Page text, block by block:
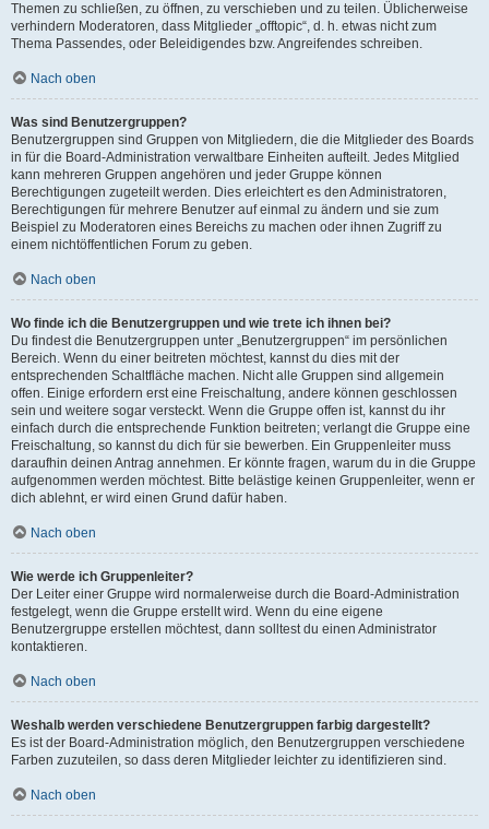
Themen zu schließen, zu öffnen, zu verschieben und zu teilen. Üblicherweise
verhindern Moderatoren, dass Mitglieder „offtopic“, d. h. etwas nicht zum
Thema Passendes, oder Beleidigendes bzw. Angreifendes schreiben.
Nach oben
Was sind Benutzergruppen?
Benutzergruppen sind Gruppen von Mitgliedern, die die Mitglieder des Boards
in für die Board-Administration verwaltbare Einheiten aufteilt. Jedes Mitglied
kann mehreren Gruppen angehören und jeder Gruppe können
Berechtigungen zugeteilt werden. Dies erleichtert es den Administratoren,
Berechtigungen für mehrere Benutzer auf einmal zu ändern und sie zum
Beispiel zu Moderatoren eines Bereichs zu machen oder ihnen Zugriff zu
einem nichtöffentlichen Forum zu geben.
Nach oben
Wo finde ich die Benutzergruppen und wie trete ich ihnen bei?
Du findest die Benutzergruppen unter „Benutzergruppen“ im persönlichen
Bereich. Wenn du einer beitreten möchtest, kannst du dies mit der
entsprechenden Schaltfläche machen. Nicht alle Gruppen sind allgemein
offen. Einige erfordern erst eine Freischaltung, andere können geschlossen
sein und weitere sogar versteckt. Wenn die Gruppe offen ist, kannst du ihr
einfach durch die entsprechende Funktion beitreten; verlangt die Gruppe eine
Freischaltung, so kannst du dich für sie bewerben. Ein Gruppenleiter muss
daraufhin deinen Antrag annehmen. Er könnte fragen, warum du in die Gruppe
aufgenommen werden möchtest. Bitte belästige keinen Gruppenleiter, wenn er
dich ablehnt, er wird einen Grund dafür haben.
Nach oben
Wie werde ich Gruppenleiter?
Der Leiter einer Gruppe wird normalerweise durch die Board-Administration
festgelegt, wenn die Gruppe erstellt wird. Wenn du eine eigene
Benutzergruppe erstellen möchtest, dann solltest du einen Administrator
kontaktieren.
Nach oben
Weshalb werden verschiedene Benutzergruppen farbig dargestellt?
Es ist der Board-Administration möglich, den Benutzergruppen verschiedene
Farben zuzuteilen, so dass deren Mitglieder leichter zu identifizieren sind.
Nach oben